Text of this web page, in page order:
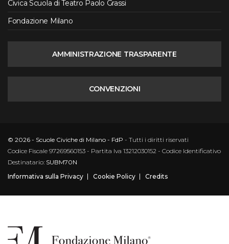
Civica Scuola di Teatro Paolo Grassi
Fondazione Milano
AMMINISTRAZIONE TRASPARENTE
CONVENZIONI
© 2026 - Scuole Civiche di Milano - FdP - Tutti i diritti riservati
Codice Fiscale 97269560153 - Partita Iva 13212030152 - Codice Identificativo
Destinatario: SUBM70N
Informativa sulla Privacy
Cookie Policy Credits